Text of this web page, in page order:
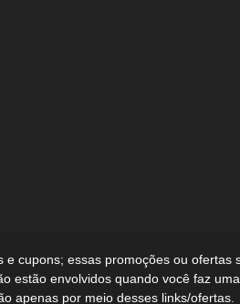
cupons; essas promoções ou ofertas
estão envolvidos quando você faz
apenas por meio desses links/ofertas.